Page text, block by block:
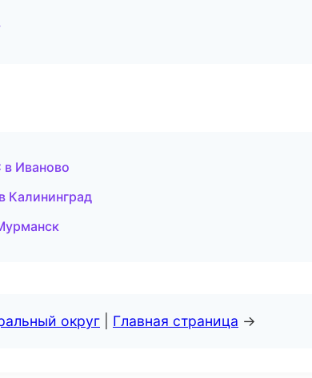
Иваново
Калининград
округ Главная страница →